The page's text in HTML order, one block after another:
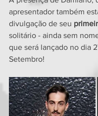
apresentador também
divulgação de seu
solitário - ainda sem
que será lançado no dia
Setembro!